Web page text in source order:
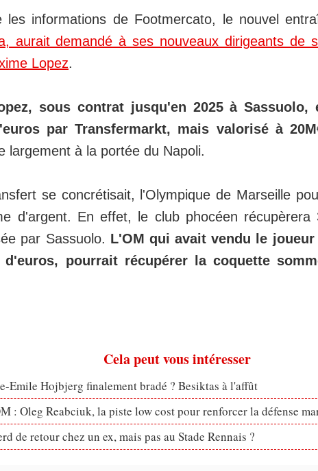
les informations de Footmercato, le nouvel
aurait demandé à ses nouveaux dirigeants de
Lopez.
sous contrat jusqu'en 2025 à Sassuolo,
par Transfermarkt, mais valorisé à
largement à la portée du Napoli.
se concrétisait, l'Olympique de Marseille
d'argent. En effet, le club phocéen
par Sassuolo. L'OM qui avait vendu le
pourrait récupérer la coquette
Cela peut vous intéresser
Emile Hojbjerg finalement bradé ? Besiktas à l'affût
: Oleg Reabciuk, la piste low cost pour renforcer la défense
de retour chez un ex, mais pas au Stade Rennais ?